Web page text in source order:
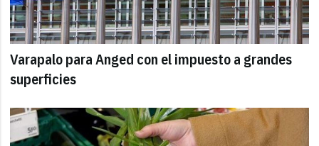
Varapalo para Anged con el impuesto a grandes
superficies